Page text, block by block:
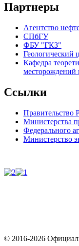
Партнеры
Агентство
СПбГУ
ФБУ "ГКЗ"
Кафедра
месторождений
Ссылки
Правительство
Министерства
Федерального
Министерство
© 2016-2026